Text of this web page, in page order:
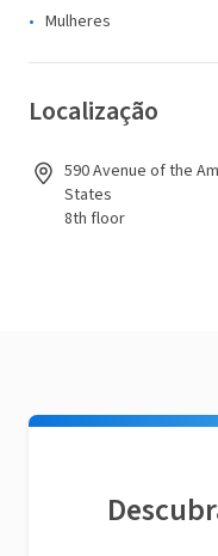
Mulheres
Localização
590 Avenue of the
States
8th floor